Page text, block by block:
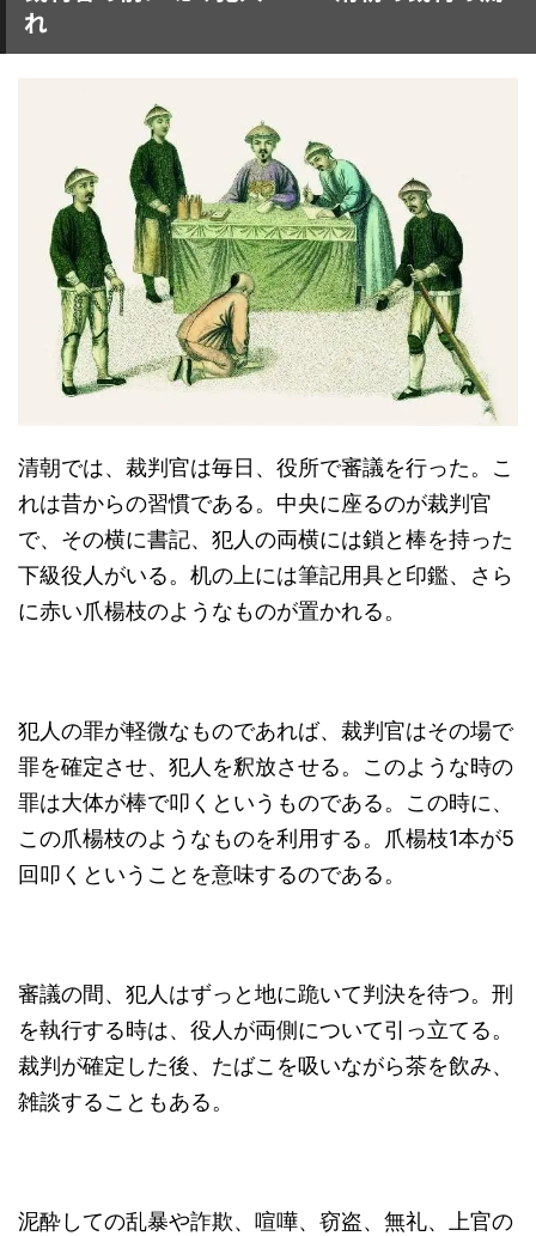
れ
清朝では、裁判官は毎日、役所で審議を行った。こ
れは昔からの習慣である。中央に座るのが裁判官
で、その横に書記、犯人の両横には鎖と棒を持った
下級役人がいる。机の上には筆記用具と印鑑、さら
に赤い爪楊枝のようなものが置かれる。
犯人の罪が軽微なものであれば、裁判官はその場で
罪を確定させ、犯人を釈放させる。このような時の
罪は大体が棒で叩くというものである。この時に、
この爪楊枝のようなものを利用する。爪楊枝1本が5
回叩くということを意味するのである。
審議の間、犯人はずっと地に跪いて判決を待つ。刑
を執行する時は、役人が両側について引っ立てる。
裁判が確定した後、たばこを吸いながら茶を飲み、
雑談することもある。
泥酔しての乱暴や詐欺、喧嘩、窃盗、無礼、上官の